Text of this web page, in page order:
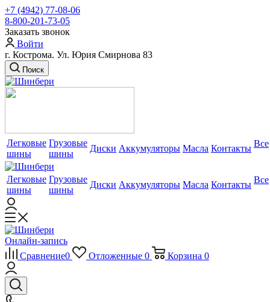
+7 (4942) 77-08-06
8-800-201-73-05
Заказать звонок
Войти
г. Кострома. Ул. Юрия Смирнова 83
Поиск
Легковые
шины
Грузовые
шины
Диски Аккумуляторы Масла Контакты Все
Легковые
шины
Грузовые
шины
Диски Аккумуляторы Масла Контакты Все
Онлайн-запись
Сравнение0 Отложенные 0 Корзина 0